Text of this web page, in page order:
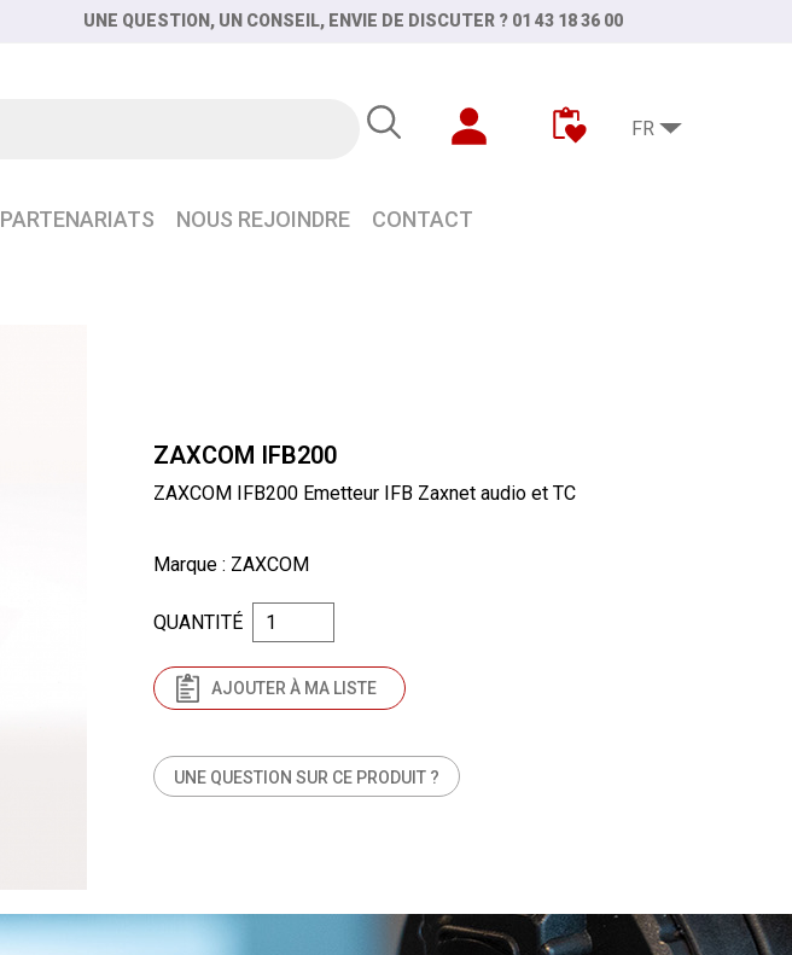
UNE QUESTION, UN CONSEIL, ENVIE DE DISCUTER ? 01 43 18 36 00
FR
PARTENARIATS NOUS REJOINDRE CONTACT
ZAXCOM IFB200
ZAXCOM IFB200 Emetteur IFB Zaxnet audio et TC
Marque : ZAXCOM
UNE QUESTION SUR CE PRODUIT ?
QUANTITÉ
AJOUTER À MA LISTE